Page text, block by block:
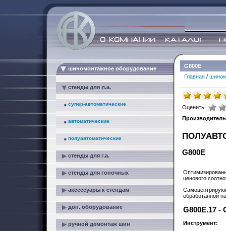
шиномонтажное оборудование
стенды для л.а.
супер-автоматические
автоматические
полуавтоматические
стенды для г.а.
стенды для гоночных
аксессуары к стендам
доп. оборудование
ручной демонтаж шин
G800E
Главная /
Оценить:
Производитель
G800E
ценового
обработанной
G800E.17 -
Инструмент: